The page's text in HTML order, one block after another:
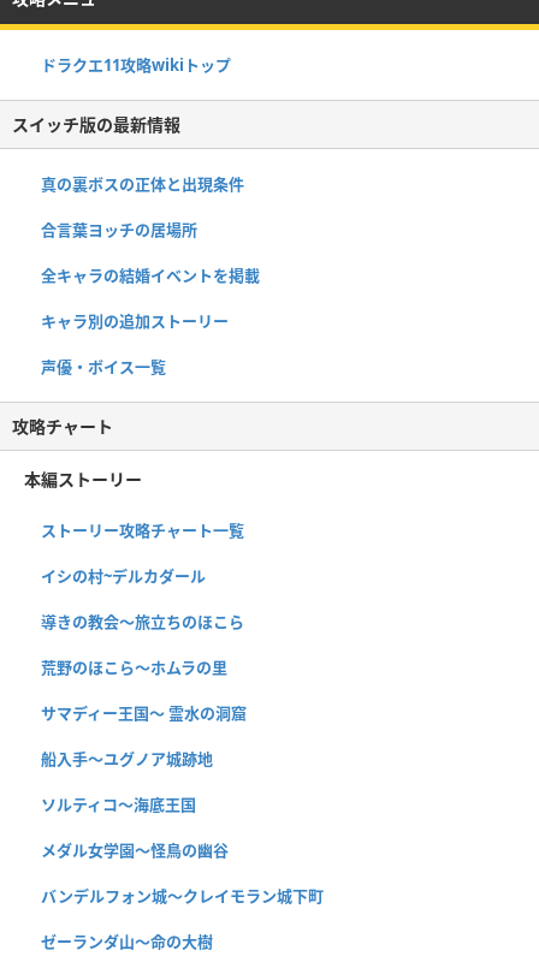
ドラクエ11攻略wikiトップ
スイッチ版の最新情報
真の裏ボスの正体と出現条件
合言葉ヨッチの居場所
全キャラの結婚イベントを掲載
キャラ別の追加ストーリー
声優・ボイス一覧
攻略チャート
本編ストーリー
ストーリー攻略チャート一覧
イシの村~デルカダール
導きの教会〜旅立ちのほこら
荒野のほこら～ホムラの里
サマディー王国〜 霊水の洞窟
船入手〜ユグノア城跡地
ソルティコ〜海底王国
メダル女学園〜怪鳥の幽谷
バンデルフォン城〜クレイモラン城下町
ゼーランダ山〜命の大樹